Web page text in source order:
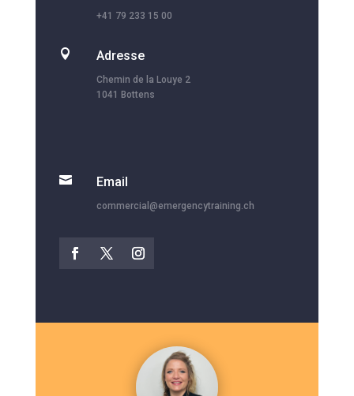
+41 79 233 15 00
 Adresse
Chemin de la Louye 2
1041 Bottens
 Email
commercial@emergencytraining.ch